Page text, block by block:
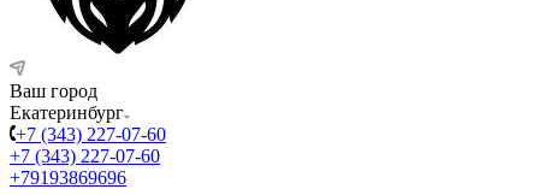
Ваш город
Екатеринбург
+7 (343) 227-07-60
+7 (343) 227-07-60
+79193869696